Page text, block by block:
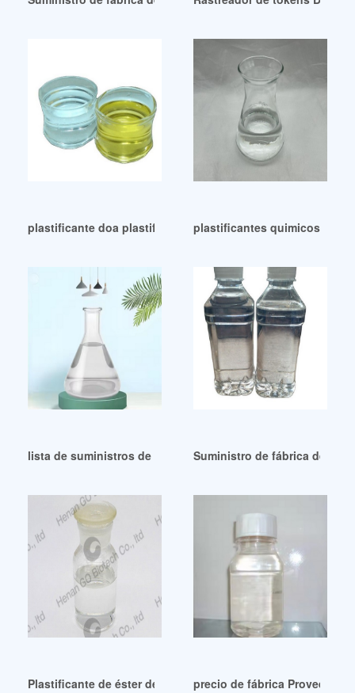
plastificante doa plastificante doa Perúplastificantes quimicos
lista de suministros de fábrica lista de plastificantes
Suministro de fábrica de
Plastificante de éster de ftalato industrial de venta caliente
precio de fábrica